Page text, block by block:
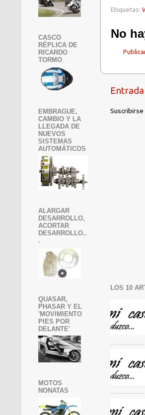
Etiquetas:
No
Suscribirse
LOS 10
CASCO
RÉPLICA DE
RICARDO
TORMO
EMBRAGUE,
CAMBIO Y LA
LLEGADA DE
NUEVOS
SISTEMAS
AUTOMÁTICOS
ALARGAR
DESARROLLO,
ACORTAR
DESARROLLO..
.
QUASAR,
PHASAR Y EL
'MOVIMIENTO
PIES POR
DELANTE'
MOTOS
NONATAS